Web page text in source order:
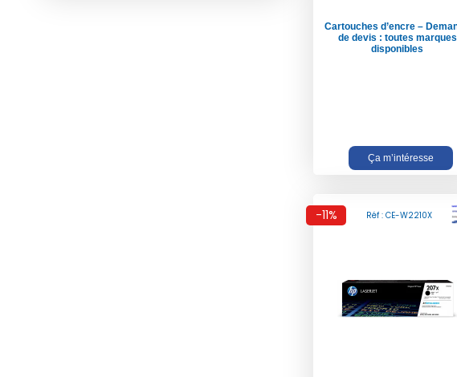
Cartouches d’encre –
de devis : toutes marques
disponibles
Ça m’intéresse
-11% Réf : CE-W2210X